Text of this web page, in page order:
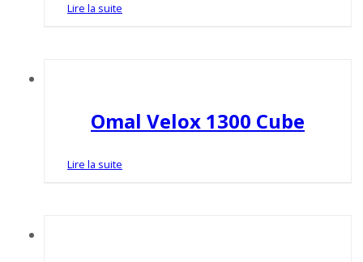
Lire la suite
Omal Velox 1300 Cube
Lire la suite